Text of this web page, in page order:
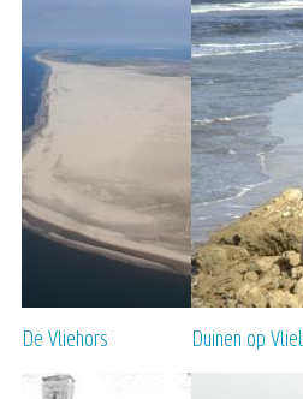
De Vliehors Duinen op